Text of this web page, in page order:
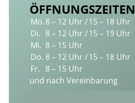
ÖFFNUNGSZEITEN
Mo.8 – 12 Uhr /15 – 18 Uhr
Di. 8 – 12 Uhr /15 – 19 Uhr
Mi. 8 – 15 Uhr
Do. 8 – 12 Uhr /15 – 18 Uhr
Fr. 8 – 15 Uhr
und nach Vereinbarung